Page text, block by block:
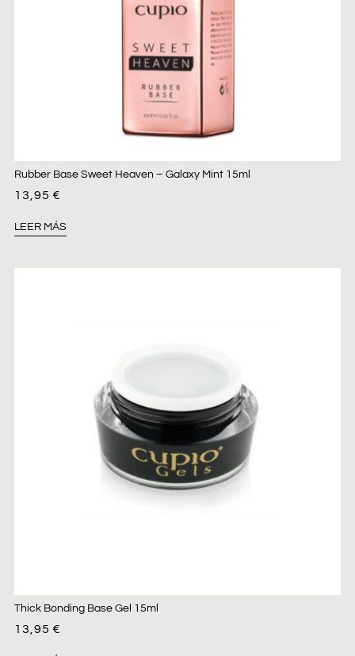
Rubber Base Sweet Heaven – Galaxy Mint 15ml
13,95€
LEER MÁS
Thick Bonding Base Gel 15ml
13,95€